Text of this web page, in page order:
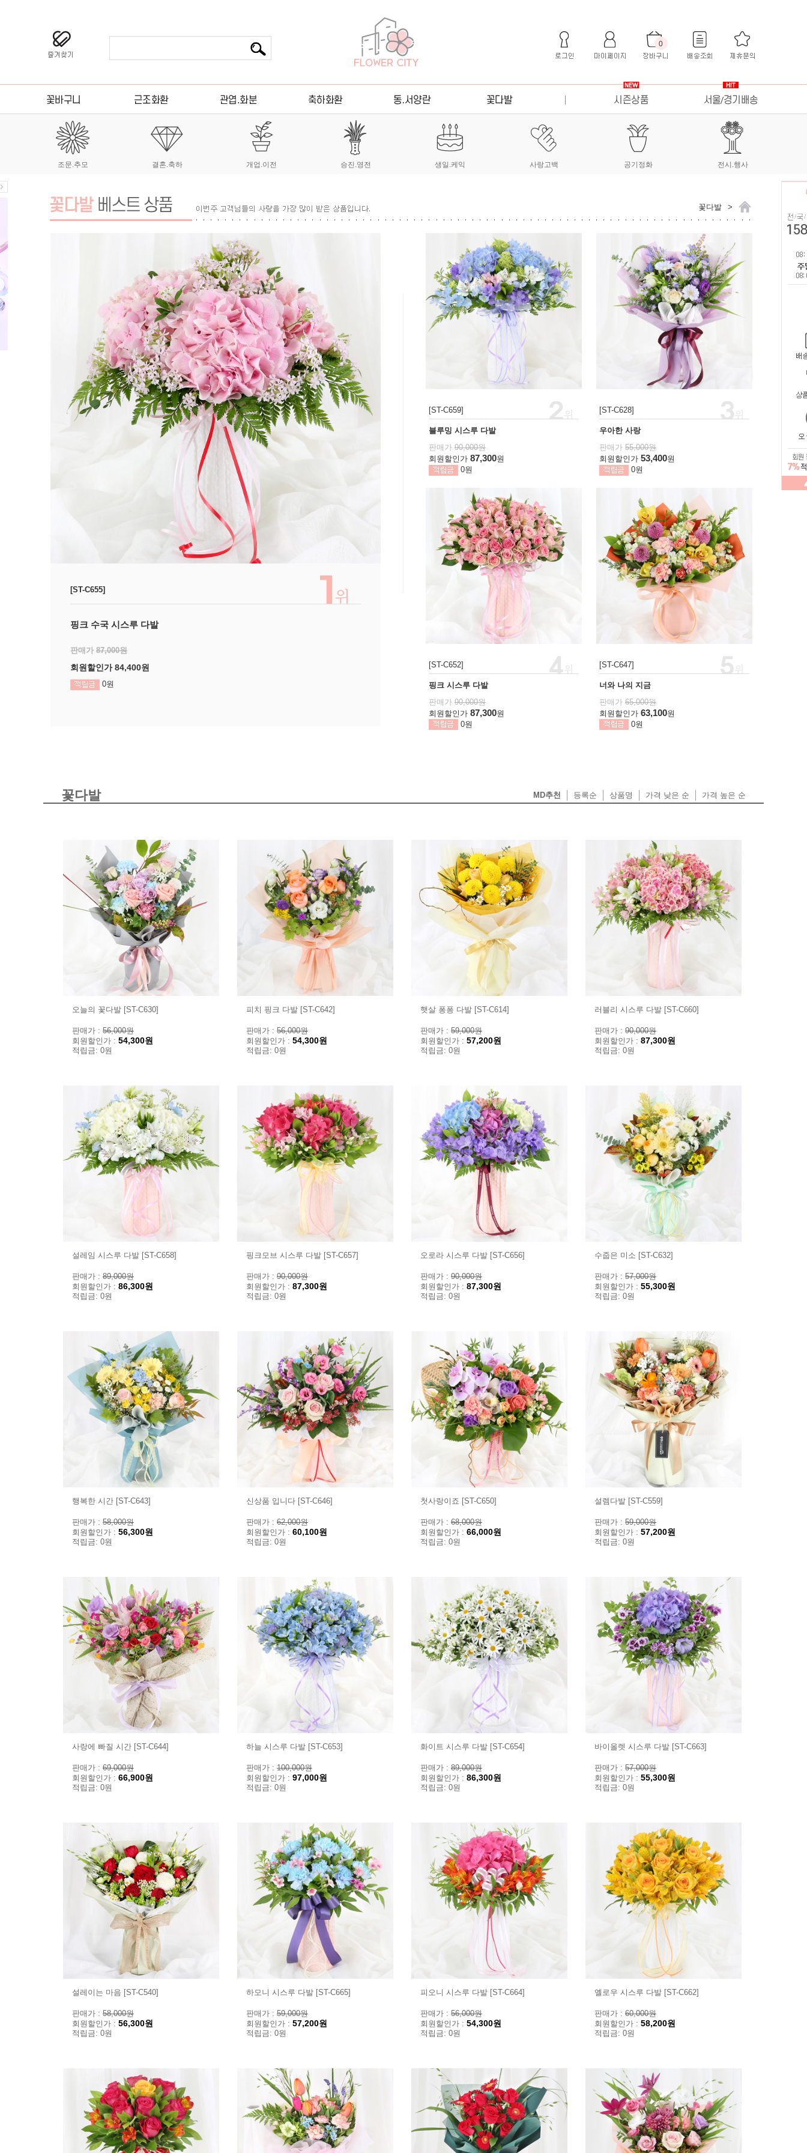
0
조문.추모 결혼.축하 개업.이전 승진.영전 생일.케익 사랑고백 공기정화 전시.행사
꽃다발 >
[ST-C655]
핑크 수국 시스루 다발
판매가 87,000원
회원할인가84,400원
0원
[ST-C659]
블루밍 시스루 다발
판매가 90,000원
회원할인가 87,300원
0원
[ST-C628]
우아한 사랑
판매가 55,000원
회원할인가 53,400원
0원
[ST-C652]
핑크 시스루 다발
판매가 90,000원
회원할인가 87,300원
0원
[ST-C647]
너와 나의 지금
판매가 65,000원
회원할인가 63,100원
0원
꽃다발 MD추천 등록순 상품명 가격 낮은 순 가격 높은 순
오늘의 꽃다발 [ST-C630]
판매가 : 56,000원
회원할인가 : 54,300원
적립금: 0원
피치 핑크 다발 [ST-C642]
판매가 : 56,000원
회원할인가 : 54,300원
적립금: 0원
햇살 퐁퐁 다발 [ST-C614]
판매가 : 59,000원
회원할인가 : 57,200원
적립금: 0원
러블리 시스루 다발 [ST-C660]
판매가 : 90,000원
회원할인가 : 87,300원
적립금: 0원
설레임 시스루 다발 [ST-C658]
판매가 : 89,000원
회원할인가 : 86,300원
적립금: 0원
핑크모브 시스루 다발 [ST-C657]
판매가 : 90,000원
회원할인가 : 87,300원
적립금: 0원
오로라 시스루 다발 [ST-C656]
판매가 : 90,000원
회원할인가 : 87,300원
적립금: 0원
수줍은 미소 [ST-C632]
판매가 : 57,000원
회원할인가 : 55,300원
적립금: 0원
행복한 시간 [ST-C643]
판매가 : 58,000원
회원할인가 : 56,300원
적립금: 0원
신상품 입니다 [ST-C646]
판매가 : 62,000원
회원할인가 : 60,100원
적립금: 0원
첫사랑이죠 [ST-C650]
판매가 : 68,000원
회원할인가 : 66,000원
적립금: 0원
설렘다발 [ST-C559]
판매가 : 59,000원
회원할인가 : 57,200원
적립금: 0원
사랑에 빠질 시간 [ST-C644]
판매가 : 69,000원
회원할인가 : 66,900원
적립금: 0원
하늘 시스루 다발 [ST-C653]
판매가 : 100,000원
회원할인가 : 97,000원
적립금: 0원
화이트 시스루 다발 [ST-C654]
판매가 : 89,000원
회원할인가 : 86,300원
적립금: 0원
바이올렛 시스루 다발 [ST-C663]
판매가 : 57,000원
회원할인가 : 55,300원
적립금: 0원
설레이는 마음 [ST-C540]
판매가 : 58,000원
회원할인가 : 56,300원
적립금: 0원
하모니 시스루 다발 [ST-C665]
판매가 : 59,000원
회원할인가 : 57,200원
적립금: 0원
피오니 시스루 다발 [ST-C664]
판매가 : 56,000원
회원할인가 : 54,300원
적립금: 0원
옐로우 시스루 다발 [ST-C662]
판매가 : 60,000원
회원할인가 : 58,200원
적립금: 0원